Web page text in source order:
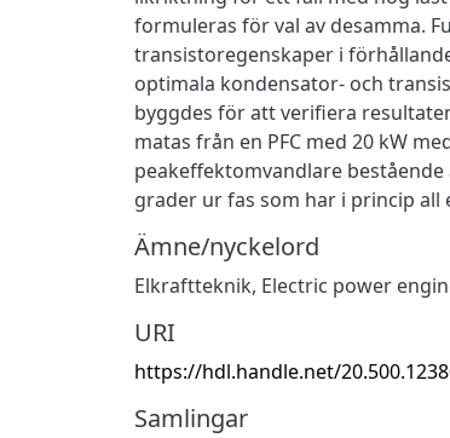
formuleras för val av desamma.
transistoregenskaper i
optimala kondensator- och
byggdes för att verifiera
matas från en PFC med 20 kW
peakeffektomvandlare
grader ur fas som har i princip
Ämne/nyckelord
Elkraftteknik, Electric power
URI
https://hdl.handle.net/
Samlingar